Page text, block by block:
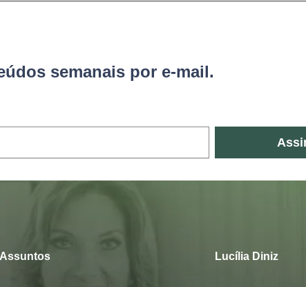
semanais por e-mail.
Assuntos Lucília Diniz